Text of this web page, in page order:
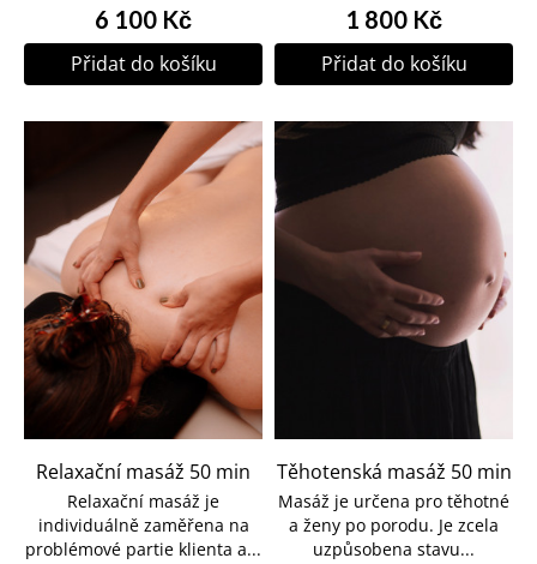
6 100 Kč
Přidat do košíku
1 800 Kč
Přidat do košíku
Relaxační masáž 50 min
Relaxační masáž je
individuálně zaměřena na
problémové partie klienta a...
Těhotenská masáž 50 min
Masáž je určena pro těhotné
a ženy po porodu. Je zcela
uzpůsobena stavu...